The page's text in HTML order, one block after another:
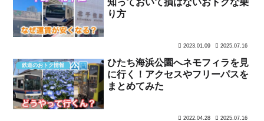
り方
2023.01.09 2025.07.16
鉄道のおトク情報
ひたち海浜公園へネモフィラを見
に行く！アクセスやフリーパスを
まとめてみた
2022.04.28 2025.07.16